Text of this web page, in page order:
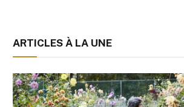
ARTICLES À LA UNE